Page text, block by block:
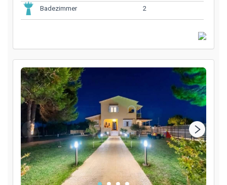
Badezimmer 2